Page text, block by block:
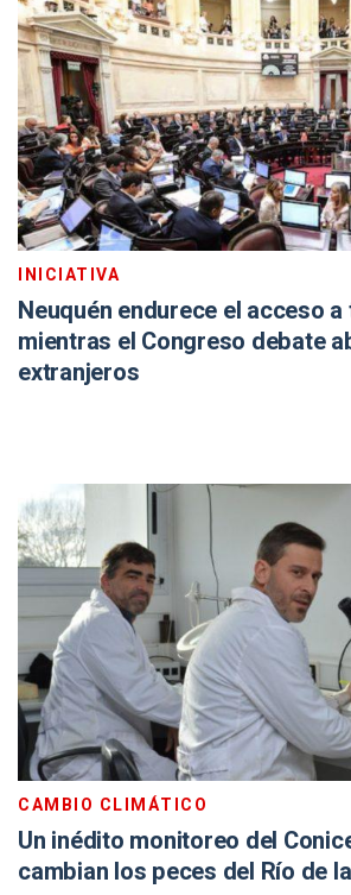
INICIATIVA
Neuquén endurece el acceso
mientras el Congreso debate
extranjeros
CAMBIO CLIMÁTICO
Un inédito monitoreo del
cambian los peces del Río de